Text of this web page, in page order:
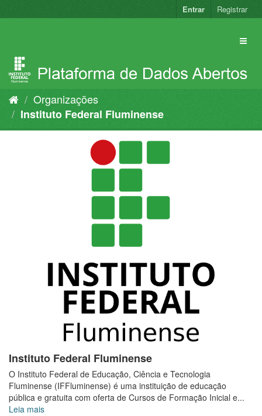
para
Entrar Registrar
Organizações
Instituto Federal Fluminense
Instituto Federal Fluminense
O Instituto Federal de Educação, Ciência e Tecnologia
Fluminense (IFFluminense) é uma instituição de educação
pública e gratuita com oferta de Cursos de Formação Inicial e...
Leia mais